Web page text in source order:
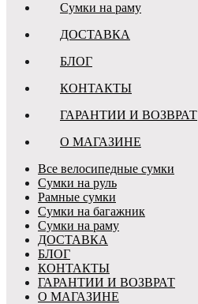
Сумки на раму
ДОСТАВКА
БЛОГ
КОНТАКТЫ
ГАРАНТИИ И ВОЗВРАТ
О МАГАЗИНЕ
Все велосипедные сумки
Сумки на руль
Рамные сумки
Сумки на багажник
Сумки на раму
ДОСТАВКА
БЛОГ
КОНТАКТЫ
ГАРАНТИИ И ВОЗВРАТ
О МАГАЗИНЕ